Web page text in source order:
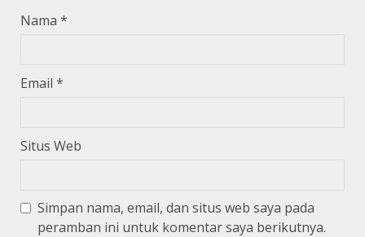
Nama *
Email *
Situs Web
Simpan nama, email, dan situs web saya pada
peramban ini untuk komentar saya berikutnya.